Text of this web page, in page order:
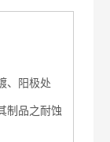
、阳极处
制品之耐蚀